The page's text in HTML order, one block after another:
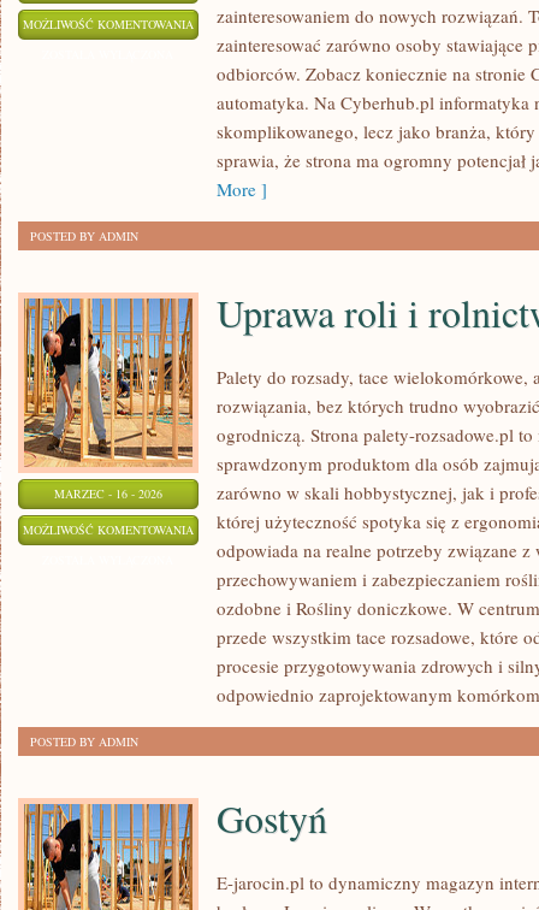
MOŻLIWOŚĆ KOMENTOWANIA OPEN
SOURCE
zainteresowaniem do nowych rozwiązań.
zainteresować zarówno osoby stawiające
odbiorców. Zobacz koniecznie na stronie
automatyka. Na Cyberhub.pl informatyka
skomplikowanego, lecz jako branża, który
sprawia, że strona ma ogromny potencjał
More ]
POSTED BY ADMIN
MARZEC - 16 - 2026
MOŻLIWOŚĆ KOMENTOWANIA UPRAWA
ROLI
ROLNICTWO
Uprawa roli i
Palety do rozsady, tace wielokomórkowe,
rozwiązania, bez których trudno
ogrodniczą. Strona palety-rozsadowe.pl
sprawdzonym produktom dla osób
zarówno w skali hobbystycznej, jak i
której użyteczność spotyka się z
odpowiada na realne potrzeby związane
przechowywaniem i zabezpieczaniem
ozdobne i Rośliny doniczkowe. W
przede wszystkim tace rozsadowe, które
procesie przygotowywania zdrowych i
odpowiednio zaprojektowanym komórkom
POSTED BY ADMIN
Gostyń
E-jarocin.pl to dynamiczny magazyn